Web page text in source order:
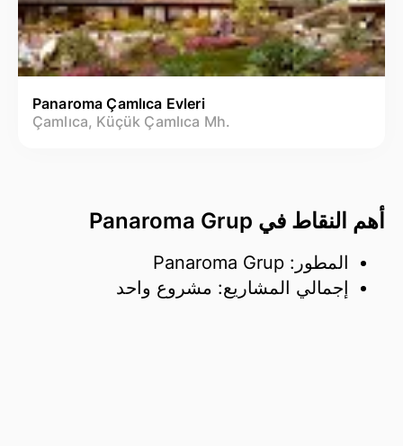
Panaroma Çamlıca Evleri
Çamlıca, Küçük Çamlıca Mh.
أهم النقاط في Panaroma Grup
المطور: Panaroma Grup
إجمالي المشاريع: مشروع واحد